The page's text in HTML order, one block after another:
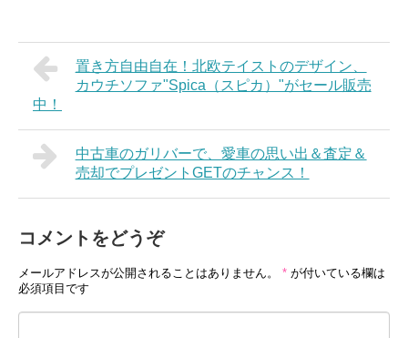
置き方自由自在！北欧テイストのデザイン、
カウチソファ"Spica（スピカ）"がセール販売
中！
中古車のガリバーで、愛車の思い出＆査定＆
売却でプレゼントGETのチャンス！
コメントをどうぞ
メールアドレスが公開されることはありません。 * が付いている欄は
必須項目です